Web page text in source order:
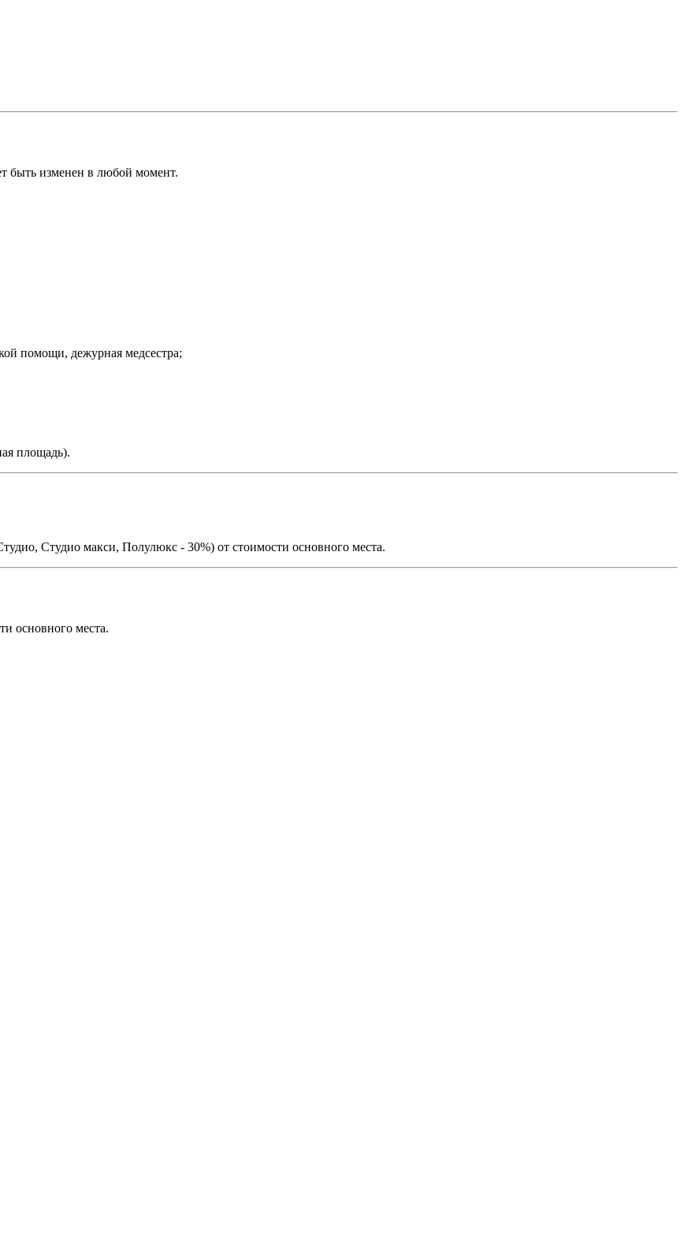
быть изменен в любой момент.
помощи, дежурная медсестра;
площадь).
Студио макси, Полулюкс - 30%) от стоимости основного места.
основного места.